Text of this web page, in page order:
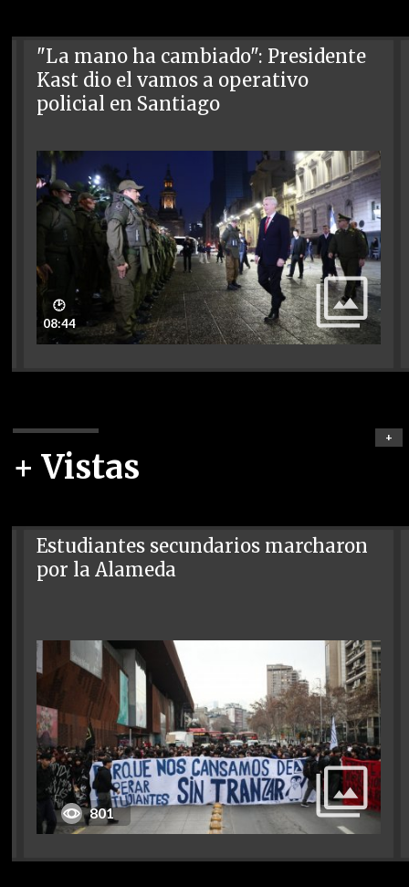
"La mano ha cambiado": Presidente
Kast dio el vamos a operativo
policial en Santiago
🕑
08:44
+ Vistas
+
Estudiantes secundarios marcharon
por la Alameda
801